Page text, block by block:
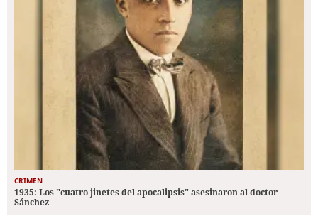
CRIMEN
1935: Los "cuatro jinetes del apocalipsis" asesinaron al doctor
Sánchez